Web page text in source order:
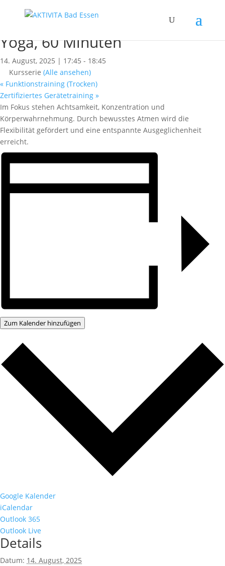
« Alle Kurse
Yoga, 60 Minuten
14. August, 2025 | 17:45 - 18:45
Kursserie (Alle ansehen)
« Funktionstraining (Trocken)
Zertifiziertes Gerätetraining »
Im Fokus stehen Achtsamkeit, Konzentration und
Körperwahrnehmung. Durch bewusstes Atmen wird die
Flexibilität gefördert und eine entspannte Ausgeglichenheit
erreicht.
Zum Kalender hinzufügen
Google Kalender
iCalendar
Outlook 365
Outlook Live
Details
Datum: 14. August, 2025